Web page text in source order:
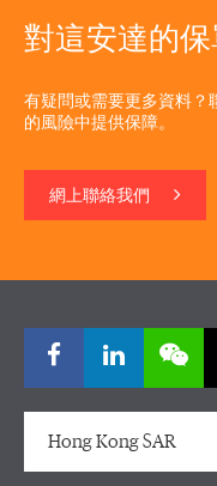
對這安達的保
有疑問或需要更多資料？
的風險中提供保障。
網上聯絡我們
Hong Kong SAR